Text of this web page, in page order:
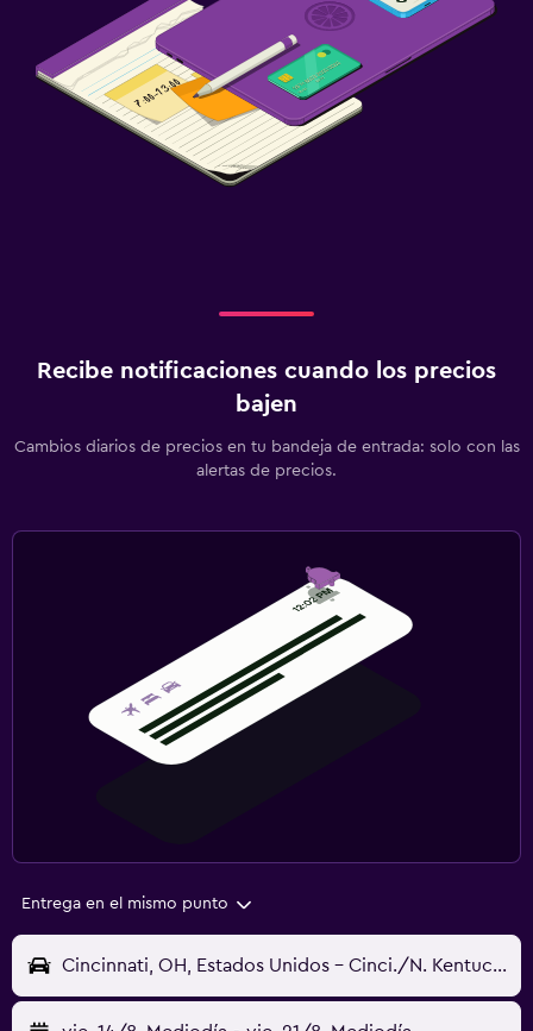
Recibe notificaciones cuando los precios
bajen
Cambios diarios de precios en tu bandeja de entrada: solo con las
alertas de precios.
Entrega en el mismo punto
Cincinnati, OH, Estados Unidos - Cinci./N. Kentucky (CVG)